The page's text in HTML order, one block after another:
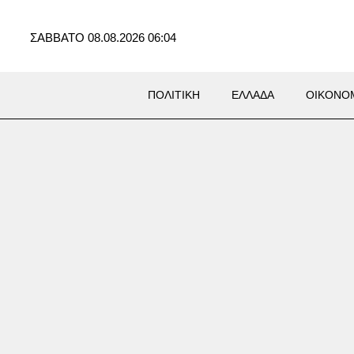
ΣΑΒΒΑΤΟ 08.08.2026 06:04
ΠΟΛΙΤΙΚΗ ΕΛΛΑΔΑ